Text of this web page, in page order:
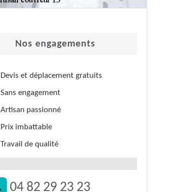
Nos engagements
Devis et déplacement gratuits
Sans engagement
Artisan passionné
Prix imbattable
Travail de qualité
04 82 29 23 23